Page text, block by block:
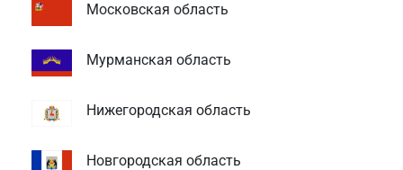
Московская область
Мурманская область
Нижегородская область
Новгородская область